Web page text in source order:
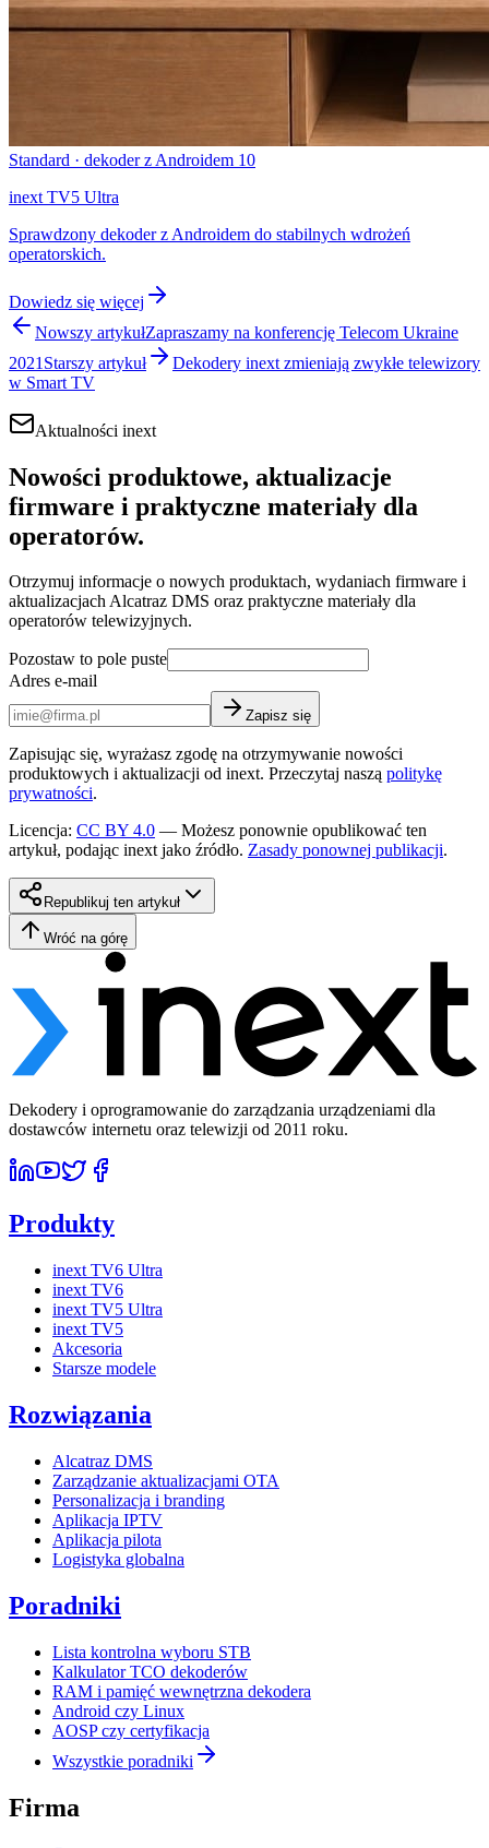
Standard · dekoder z Androidem 10
inext TV5 Ultra
Sprawdzony dekoder z Androidem do stabilnych wdrożeń
operatorskich.
Dowiedz się więcej
Nowszy artykułZapraszamy na konferencję Telecom Ukraine
2021 Starszy artykuł
Dekodery inext zmieniają zwykłe telewizory
w Smart TV
Aktualności inext
Nowości produktowe, aktualizacje
firmware i praktyczne materiały dla
operatorów.
Otrzymuj informacje o nowych produktach, wydaniach firmware i
aktualizacjach Alcatraz DMS oraz praktyczne materiały dla
operatorów telewizyjnych.
Pozostaw to pole puste
Adres e-mail
Zapisz się
Zapisując się, wyrażasz zgodę na otrzymywanie nowości
produktowych i aktualizacji od inext. Przeczytaj naszą politykę
prywatności.
Licencja: CC BY 4.0 — Możesz ponownie opublikować ten
artykuł, podając inext jako źródło. Zasady ponownej publikacji.
Republikuj ten artykuł
Wróć na górę
Dekodery i oprogramowanie do zarządzania urządzeniami dla
dostawców internetu oraz telewizji od 2011 roku.
Produkty
inext TV6 Ultra
inext TV6
inext TV5 Ultra
inext TV5
Akcesoria
Starsze modele
Rozwiązania
Alcatraz DMS
Zarządzanie aktualizacjami OTA
Personalizacja i branding
Aplikacja IPTV
Aplikacja pilota
Logistyka globalna
Poradniki
Lista kontrolna wyboru STB
Kalkulator TCO dekoderów
RAM i pamięć wewnętrzna dekodera
Android czy Linux
AOSP czy certyfikacja
Wszystkie poradniki
Firma